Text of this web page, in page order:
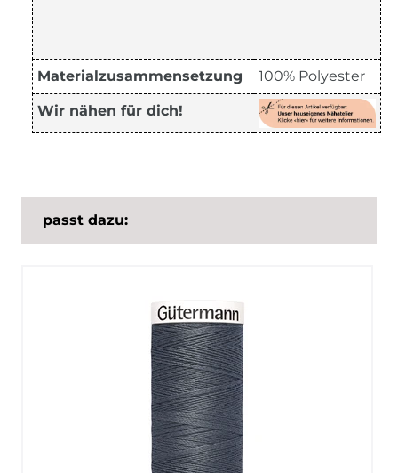
Materialzusammensetzung 100% Polyester
Wir nähen für dich!
passt dazu: